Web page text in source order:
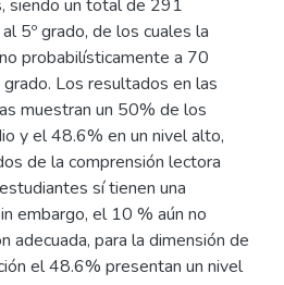
siendo un total de 291
5º grado, de los cuales la
probabilísticamente a 70
Los resultados en las
muestran un 50% de los
y el 48.6% en un nivel alto,
de la comprensión lectora
sí tienen una
embargo, el 10 % aún no
adecuada, para la dimensión de
el 48.6% presentan un nivel